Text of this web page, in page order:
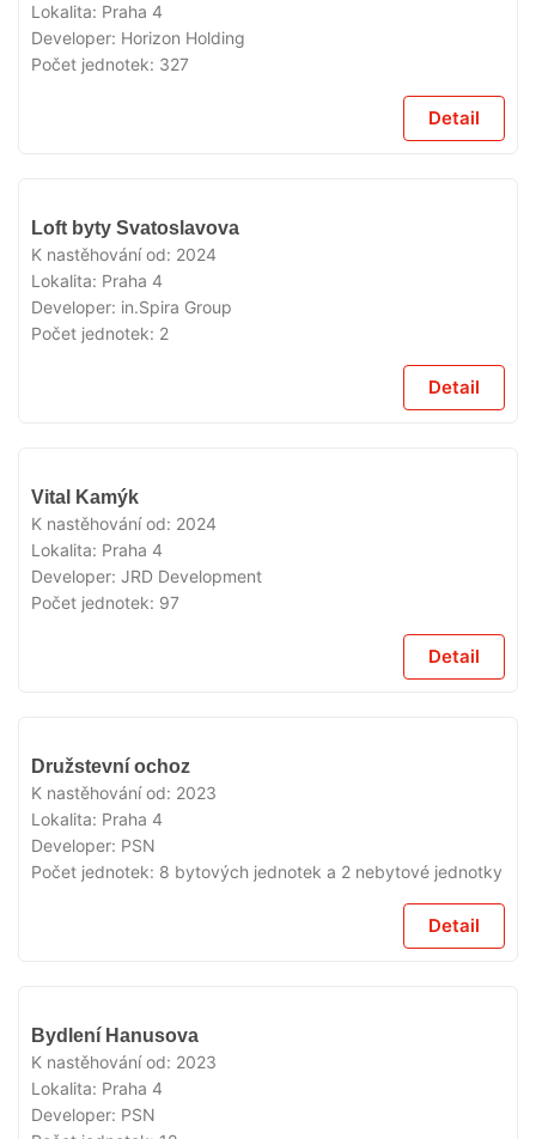
Lokalita: Praha 4
Developer: Horizon Holding
Počet jednotek: 327
Detail
Loft byty Svatoslavova
K nastěhování od: 2024
Lokalita: Praha 4
Developer: in.Spira Group
Počet jednotek: 2
Detail
Vital Kamýk
K nastěhování od: 2024
Lokalita: Praha 4
Developer: JRD Development
Počet jednotek: 97
Detail
Družstevní ochoz
K nastěhování od: 2023
Lokalita: Praha 4
Developer: PSN
Počet jednotek: 8 bytových jednotek a 2 nebytové jednotky
Detail
Bydlení Hanusova
K nastěhování od: 2023
Lokalita: Praha 4
Developer: PSN